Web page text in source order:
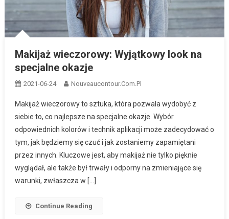
Makijaż wieczorowy: Wyjątkowy look na
specjalne okazje
2021-06-24 Nouveaucontour.com.pl
Makijaż wieczorowy to sztuka, która pozwala wydobyć z
siebie to, co najlepsze na specjalne okazje. Wybór
odpowiednich kolorów i technik aplikacji może zadecydować o
tym, jak będziemy się czuć i jak zostaniemy zapamiętani
przez innych. Kluczowe jest, aby makijaż nie tylko pięknie
wyglądał, ale także był trwały i odporny na zmieniające się
warunki, zwłaszcza w […]
Continue Reading